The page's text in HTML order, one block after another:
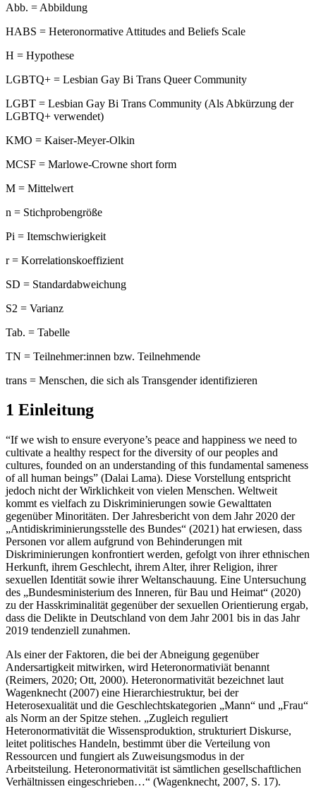
Abb. = Abbildung
HABS = Heteronormative Attitudes and Beliefs Scale
H = Hypothese
LGBTQ+ = Lesbian Gay Bi Trans Queer Community
LGBT = Lesbian Gay Bi Trans Community (Als Abkürzung der
LGBTQ+ verwendet)
KMO = Kaiser-Meyer-Olkin
MCSF = Marlowe-Crowne short form
M = Mittelwert
n = Stichprobengröße
Pi = Itemschwierigkeit
r = Korrelationskoeffizient
SD = Standardabweichung
S2 = Varianz
Tab. = Tabelle
TN = Teilnehmer:innen bzw. Teilnehmende
trans = Menschen, die sich als Transgender identifizieren
1 Einleitung
“If we wish to ensure everyone’s peace and happiness we need to
cultivate a healthy respect for the diversity of our peoples and
cultures, founded on an understanding of this fundamental sameness
of all human beings” (Dalai Lama). Diese Vorstellung entspricht
jedoch nicht der Wirklichkeit von vielen Menschen. Weltweit
kommt es vielfach zu Diskriminierungen sowie Gewalttaten
gegenüber Minoritäten. Der Jahresbericht von dem Jahr 2020 der
„Antidiskriminierungsstelle des Bundes“ (2021) hat erwiesen, dass
Personen vor allem aufgrund von Behinderungen mit
Diskriminierungen konfrontiert werden, gefolgt von ihrer ethnischen
Herkunft, ihrem Geschlecht, ihrem Alter, ihrer Religion, ihrer
sexuellen Identität sowie ihrer Weltanschauung. Eine Untersuchung
des „Bundesministerium des Inneren, für Bau und Heimat“ (2020)
zu der Hasskriminalität gegenüber der sexuellen Orientierung ergab,
dass die Delikte in Deutschland von dem Jahr 2001 bis in das Jahr
2019 tendenziell zunahmen.
Als einer der Faktoren, die bei der Abneigung gegenüber
Andersartigkeit mitwirken, wird Heteronormativiät benannt
(Reimers, 2020; Ott, 2000). Heteronormativität bezeichnet laut
Wagenknecht (2007) eine Hierarchiestruktur, bei der
Heterosexualität und die Geschlechtskategorien „Mann“ und „Frau“
als Norm an der Spitze stehen. „Zugleich reguliert
Heteronormativität die Wissensproduktion, strukturiert Diskurse,
leitet politisches Handeln, bestimmt über die Verteilung von
Ressourcen und fungiert als Zuweisungsmodus in der
Arbeitsteilung. Heteronormativität ist sämtlichen gesellschaftlichen
Verhältnissen eingeschrieben…“ (Wagenknecht, 2007, S. 17).